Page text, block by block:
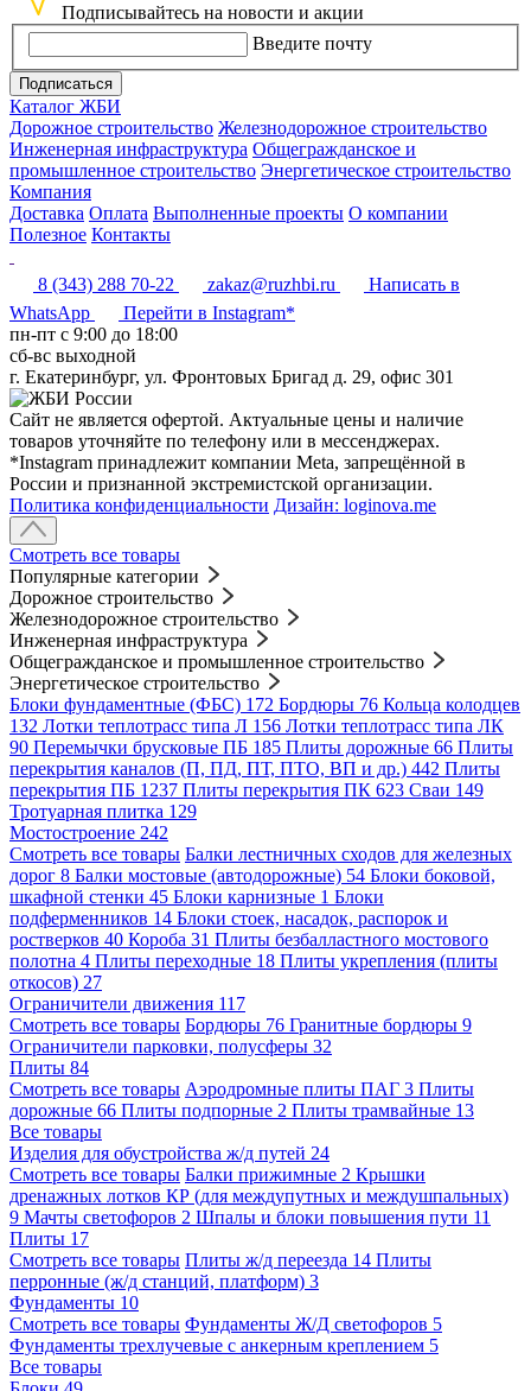
Подписывайтесь на новости и акции
Введите почту
Подписаться
Каталог ЖБИ
Дорожное строительство Железнодорожное строительство
Инженерная инфраструктура Общегражданское и
промышленное строительство Энергетическое строительство
Компания
Доставка Оплата Выполненные проекты О компании
Полезное Контакты
8 (343) 288 70-22 zakaz@ruzhbi.ru
Написать в
WhatsApp
Перейти в Instagram*
пн-пт c 9:00 до 18:00
сб-вс выходной
г. Екатеринбург, ул. Фронтовых Бригад д. 29, офис 301
Сайт не является офертой. Актуальные цены и наличие
товаров уточняйте по телефону или в мессенджерах.
*Instagram принадлежит компании Meta, запрещённой в
России и признанной экстремистской организации.
Политика конфиденциальности Дизайн: loginova.me
Смотреть все товары
Популярные категории
Дорожное строительство
Железнодорожное строительство
Инженерная инфраструктура
Общегражданское и промышленное строительство
Энергетическое строительство
Блоки фундаментные (ФБС) 172 Бордюры 76 Кольца колодцев
132 Лотки теплотрасс типа Л 156 Лотки теплотрасс типа ЛК
90 Перемычки брусковые ПБ 185 Плиты дорожные 66 Плиты
перекрытия каналов (П, ПД, ПТ, ПТО, ВП и др.) 442 Плиты
перекрытия ПБ 1237 Плиты перекрытия ПК 623 Сваи 149
Тротуарная плитка 129
Мостостроение 242
Смотреть все товары Балки лестничных сходов для железных
дорог 8 Балки мостовые (автодорожные) 54 Блоки боковой,
шкафной стенки 45 Блоки карнизные 1 Блоки
подферменников 14 Блоки стоек, насадок, распорок и
ростверков 40 Короба 31 Плиты безбалластного мостового
полотна 4 Плиты переходные 18 Плиты укрепления (плиты
откосов) 27
Ограничители движения 117
Смотреть все товары Бордюры 76 Гранитные бордюры 9
Ограничители парковки, полусферы 32
Плиты 84
Смотреть все товары Аэродромные плиты ПАГ 3 Плиты
дорожные 66 Плиты подпорные 2 Плиты трамвайные 13
Все товары
Изделия для обустройства ж/д путей 24
Смотреть все товары Балки прижимные 2 Крышки
дренажных лотков КР (для междупутных и междушпальных)
9 Мачты светофоров 2 Шпалы и блоки повышения пути 11
Плиты 17
Смотреть все товары Плиты ж/д переезда 14 Плиты
перронные (ж/д станций, платформ) 3
Фундаменты 10
Смотреть все товары Фундаменты Ж/Д светофоров 5
Фундаменты трехлучевые с анкерным креплением 5
Все товары